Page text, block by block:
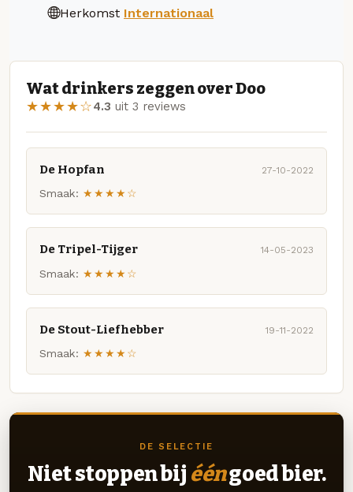
Herkomst Internationaal
Wat drinkers zeggen over Doo
★★★★☆4.3 uit 3 reviews
De Hopfan 27-10-2022
Smaak: ★★★★☆
De Tripel-Tijger 14-05-2023
Smaak: ★★★★☆
De Stout-Liefhebber 19-11-2022
Smaak: ★★★★☆
DE SELECTIE
Niet stoppen bij ééngoed bier.